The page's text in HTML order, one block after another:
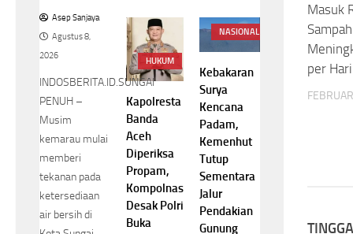
Masuk
per Hari
Asep Sanjaya
Agustus 8,
2026
INDOSBERITA.ID.SUNGAI
PENUH –
Musim
kemarau mulai
memberi
tekanan pada
ketersediaan
air bersih di
HUKUM
Kapolresta
Banda
Aceh
Diperiksa
Propam,
Kompolnas
Desak Polri
Buka
NASIONAL
Kebakaran
Surya
Kencana
Padam,
Kemenhut
Tutup
Sementara
Jalur
Pendakian
Gunung